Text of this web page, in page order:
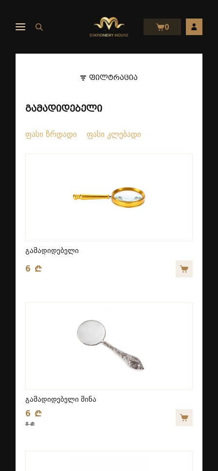
0
ფილტრაცია
გამადიდებელი
ფასი ზრდადი ფასი კლებადი
გამადიდებელი
6 ₾
გამადიდებელი მინა
6 ₾
8 ₾